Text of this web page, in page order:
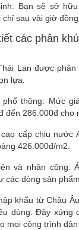
Bạn sẽ sở
sau vài giờ
các phân
Lan được phân
lựa:
phổ thông: Mức
đến 286.000đ cho
cấp chịu nước
426.000đ/m2.
và nhân công:
các dòng sản
khẩu từ Châu
dùng. Đây xứng
mọi công trình